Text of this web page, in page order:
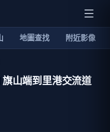
地圖查找 附近影像
山端到里港交流道